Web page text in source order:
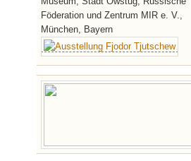
Föderation und Zentrum MIR e. V.,
München, Bayern